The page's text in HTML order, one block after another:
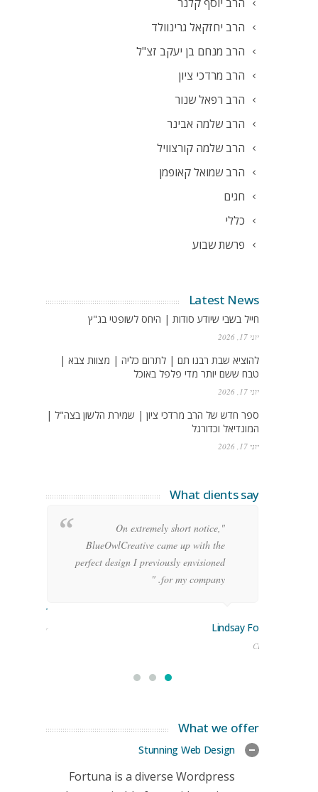
הרב יחזקאל גרינוולד
הרב מנחם בן יעקב זצ"ל
הרב מרדכי ציון
הרב רפאל שנור
הרב שלמה אבינר
הרב שלמה קורצוויל
הרב שמואל קאופמן
חגים
כללי
פרשת שבוע
Latest News
חייל בשבי שיודע סודות | היחס לשופטי בג"ץ
יוני 17, 2026
להוציא שבת רבנו תם | לתרום כליה | מצוות צבא |
טבח ששם יותר מדי פלפל באוכל
יוני 17, 2026
ספר חדש של הרב מרדכי ציון | שמירת הלשון בצה"ל |
המונדיאל וכדורגל
יוני 17, 2026
What clients say
"On extremely short notice,
BlueOwlCreative came up with the
perfect design I previously envisioned
for my company. "
Lindsay Ford
CEO
Stoner
Manager
What we offer
Stunning Web Design
Fortuna is a diverse Wordpress